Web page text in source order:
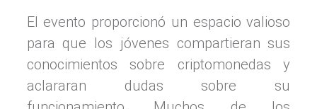
El evento proporcionó un espacio valioso
para que los jóvenes compartieran sus
conocimientos sobre criptomonedas y
aclararan dudas sobre su